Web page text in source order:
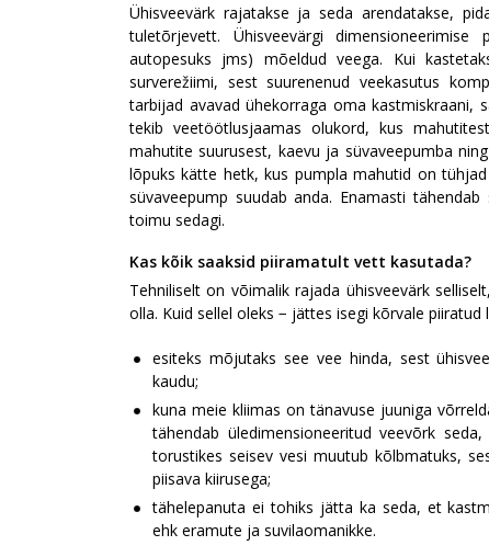
Ühisveevärk rajatakse ja seda arendatakse,
tuletõrjevett. Ühisveevärgi
autopesuks jms) mõeldud veega. Kui
surverežiimi, sest suurenenud veekasutus
tarbijad avavad ühekorraga oma kastmiskraani,
tekib veetöötlusjaamas olukord, kus
mahutite suurusest, kaevu ja süvaveepumba
lõpuks kätte hetk, kus pumpla mahutid on
süvaveepump suudab anda. Enamasti
toimu sedagi.
Kas kõik saaksid piiramatult vett kasutada?
Tehniliselt on võimalik rajada ühisveevärk
olla. Kuid sellel oleks − jättes isegi kõrvale
esiteks mõjutaks see vee hinda, sest
kaudu;
kuna meie kliimas on tänavuse juuniga
tähendab üledimensioneeritud veevõrk
torustikes seisev vesi muutub kõlbmatuks,
piisava kiirusega;
tähelepanuta ei tohiks jätta ka seda, et
ehk eramute ja suvilaomanikke.